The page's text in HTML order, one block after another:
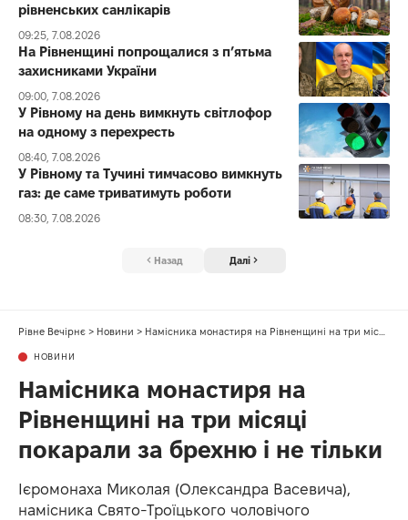
рівненських санлікарів
09:25, 7.08.2026
На Рівненщині попрощалися з п’ятьма
захисниками України
09:00, 7.08.2026
У Рівному на день вимкнуть світлофор
на одному з перехресть
08:40, 7.08.2026
У Рівному та Тучині тимчасово вимкнуть
газ: де саме триватимуть роботи
08:30, 7.08.2026
Назад Далі
Рівне Вечірнє > Новини > Намісника монастиря на Рівненщині на три місяці покарали за брехню і не тільки
НОВИНИ
Намісника монастиря на
Рівненщині на три місяці
покарали за брехню і не тільки
Ієромонаха Миколая (Олександра Васевича),
намісника Свято-Троїцького чоловічого